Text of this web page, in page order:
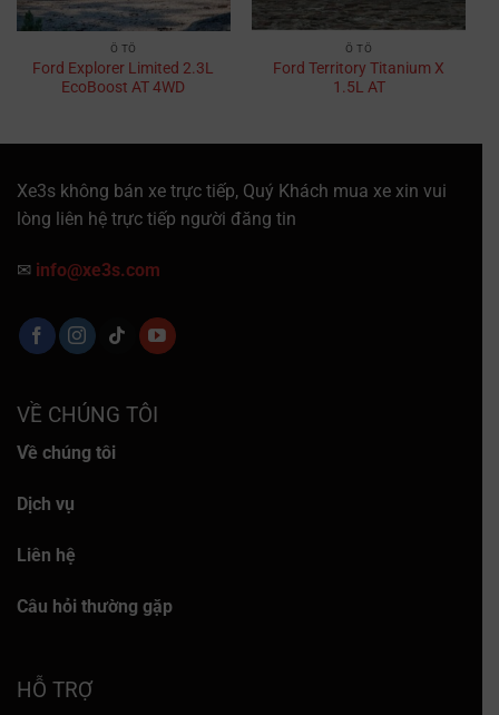
Ô TÔ
Ford Explorer Limited 2.3L
EcoBoost AT 4WD
Ô TÔ
Ford Territory Titanium X
1.5L AT
Xe3s không bán xe trực tiếp, Quý Khách mua xe xin vui
lòng liên hệ trực tiếp người đăng tin
✉ info@xe3s.com
VỀ CHÚNG TÔI
Về chúng tôi
Dịch vụ
Liên hệ
Câu hỏi thường gặp
HỖ TRỢ